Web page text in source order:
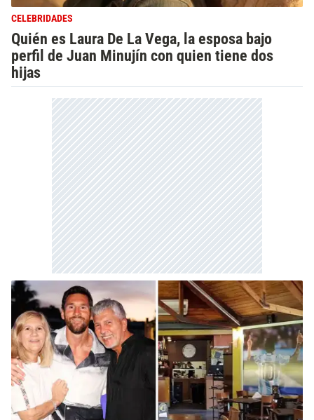
CELEBRIDADES
Quién es Laura De La Vega, la esposa bajo
perfil de Juan Minujín con quien tiene dos
hijas